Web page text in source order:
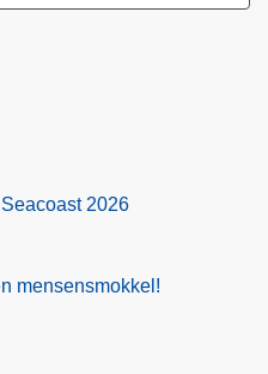
2026
mensensmokkel!